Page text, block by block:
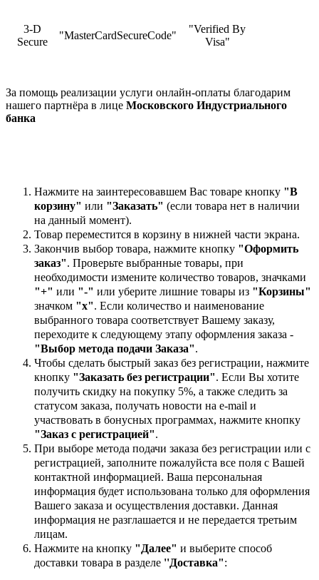
3-D
Secure
"MasterCardSecureCode"
"Verified By
Visa"
За помощь реализации услуги онлайн-оплаты благодарим
нашего партнёра в лице Московского Индустриального
банка
Нажмите на заинтересовавшем Вас товаре кнопку "В
корзину" или "Заказать" (если товара нет в наличии
на данный момент).
Товар переместится в корзину в нижней части экрана.
Закончив выбор товара, нажмите кнопку "Оформить
заказ". Проверьте выбранные товары, при
необходимости измените количество товаров, значками
"+" или "-" или уберите лишние товары из "Корзины"
значком "х". Если количество и наименование
выбранного товара соответствует Вашему заказу,
переходите к следующему этапу оформления заказа -
"Выбор метода подачи Заказа".
Чтобы сделать быстрый заказ без регистрации, нажмите
кнопку "Заказать без регистрации". Если Вы хотите
получить скидку на покупку 5%, а также следить за
статусом заказа, получать новости на e-mail и
участвовать в бонусных программах, нажмите кнопку
"Заказ с регистрацией".
При выборе метода подачи заказа без регистрации или с
регистрацией, заполните пожалуйста все поля с Вашей
контактной информацией. Ваша персональная
информация будет использована только для оформления
Вашего заказа и осуществления доставки. Данная
информация не разглашается и не передается третьим
лицам.
Нажмите на кнопку "Далее" и выберите способ
доставки товара в разделе ''Доставка":